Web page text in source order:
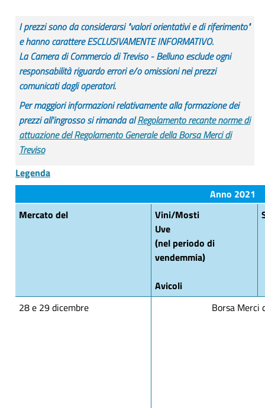
I prezzi sono da considerarsi "valori orientativi e di riferimento"
e hanno carattere ESCLUSIVAMENTE INFORMATIVO.
La Camera di Commercio di Treviso - Belluno esclude ogni
responsabilità riguardo errori e/o omissioni nei prezzi
comunicati dagli operatori.
Per maggiori informazioni relativamente alla formazione dei
prezzi all'ingrosso si rimanda alRegolamento recante norme di
attuazione del Regolamento Generale della Borsa Merci di
Treviso
Legenda
Anno 2021
Mercato del
Vini/Mosti
Uve
(nel periodo di
vendemmia)
Avicoli
28 e 29 dicembre Borsa Merci